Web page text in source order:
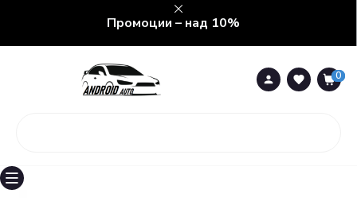
Промоции – над 10%
0
0